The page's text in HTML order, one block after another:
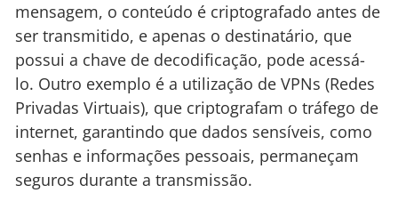
mensagem, o conteúdo é criptografado antes de
ser transmitido, e apenas o destinatário, que
possui a chave de decodificação, pode acessá-
lo. Outro exemplo é a utilização de VPNs (Redes
Privadas Virtuais), que criptografam o tráfego de
internet, garantindo que dados sensíveis, como
senhas e informações pessoais, permaneçam
seguros durante a transmissão.